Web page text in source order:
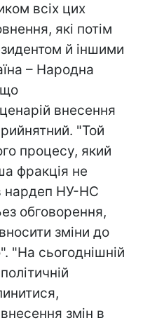
всіх цих
які потім
й іншими
– Народна
внесення
"Той
процесу, який
фракція не
нардеп НУ-НС
обговорення,
зміни до
"На сьогоднішній
змін в